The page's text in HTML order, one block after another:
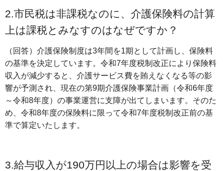
2.市民税は非課税なのに、介護保険料の計算
上は課税とみなすのはなぜですか？
（回答）介護保険制度は3年間を1期として計画し、保険料
の基準を決定しています。令和7年度税制改正により保険料
収入が減少すると、介護サービス費を賄えなくなる等の影
響が予測され、現在の第9期介護保険事業計画（令和6年度
～令和8年度）の事業運営に支障が出てしまいます。そのた
め、令和8年度の保険料に限って令和7年度税制改正前の基
準で算定いたします。
3.給与収入が190万円以上の場合は影響を受